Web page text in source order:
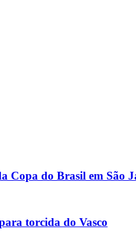
Copa do Brasil em São
torcida do Vasco